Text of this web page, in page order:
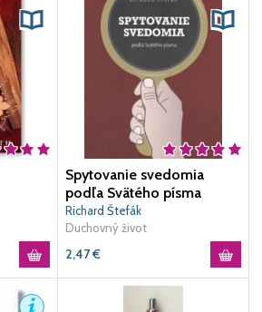
Spytovanie svedomia
podľa Svätého písma
Richard Štefák
Duchovný život
2,47€